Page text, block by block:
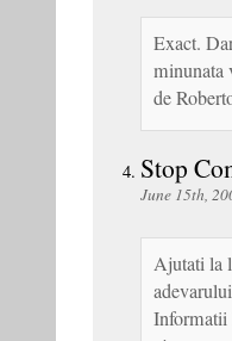
Exact.
minunata
de
Stop
June 15th,
Ajutati la
Informatii